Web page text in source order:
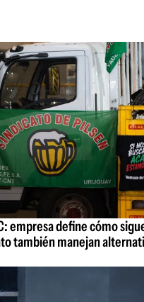
empresa define cómo
también manejan